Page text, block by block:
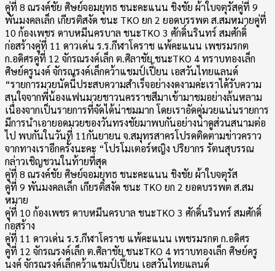
คู่ที่ 8 ณรงค์ชัย ศิษย์จอมยุทธ ชนะคะแนน ชิงชัย ผ้าใบจตุรัสคู่ที่ 9
พันมงคลเล็ก เกียรติสงัด ชนะ TKO ยก 2 ยอดบรรพต ส.สมหมายคู่ที่
10 ก้องเพชร ดาบหมีนครบาล ชนะTKO 3 ศักดิ์นรินทร์ สมศักดิ์
ก่อสร้างคู่ที่ 11 ดาวเด่น ร.ร.กีฬาโคราช แพ้คะแนน เพชรมรกต
ก.อดิศรคู่ที่ 12 จักรณรงค์เล็ก ต.ศิลาชัย ชนะTKO 4 ทราบทองเล็ก
ศิษย์ครูนงค์ จักรณรงค์เล็กคว้าแชมป์เปี้ยน เอสวันไทยแลนด์
“รายการมวยนัดนี้ประสบความสำเร็จอย่างงดงามค่ะเราได้รับความ
สนใจจากพี่น้องแฟนมวยชาวนครราชสีมาเข้ามาชมอย่างล้นหลาม
เนื่องจากเป็นรายการที่จัดได้น่าชมมาก โดยเราอัดคู่มวยแน่นรายการ
มีการนำเอายอดมวยของวันทรงชัยมาพบกันอย่างน่าดูส่วนสนามต่อ
ไป พบกันในวันที่ 11กันยายน จ.สมุทรสาครโปรดติดตามข่าวคราว
จากทางเราอีกครั้งนะคะ “โปรโมเตอร์หญิง ปริยากร รัตนสุบรรณ
กล่าวเชิญชวนในท้ายที่สุด
คู่ที่ 8 ณรงค์ชัย ศิษย์จอมยุทธ ชนะคะแนน ชิงชัย ผ้าใบจตุรัส
คู่ที่ 9 พันมงคลเล็ก เกียรติสงัด ชนะ TKO ยก 2 ยอดบรรพต ส.สม
หมาย
คู่ที่ 10 ก้องเพชร ดาบหมีนครบาล ชนะTKO 3 ศักดิ์นรินทร์ สมศักดิ์
ก่อสร้าง
คู่ที่ 11 ดาวเด่น ร.ร.กีฬาโคราช แพ้คะแนน เพชรมรกต ก.อดิศร
คู่ที่ 12 จักรณรงค์เล็ก ต.ศิลาชัย ชนะTKO 4 ทราบทองเล็ก ศิษย์ครู
นงค์ จักรณรงค์เล็กคว้าแชมป์เปี้ยน เอสวันไทยแลนด์